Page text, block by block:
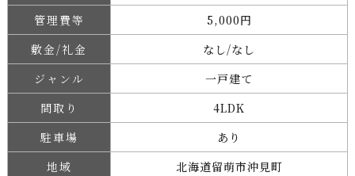
管理費等
5,000円
敷金/礼金
なし/なし
ジャンル
一戸建て
間取り
4LDK
駐車場
あり
地域
北海道留萌市沖見町